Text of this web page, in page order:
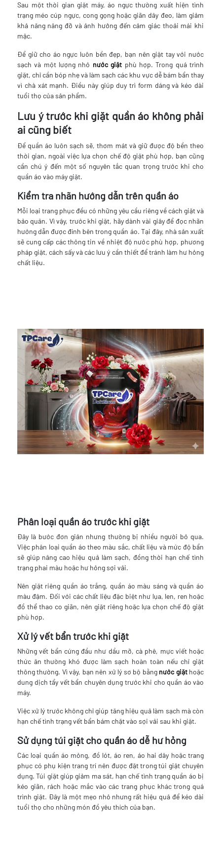
Sau một thời gian giặt máy, áo ngực thường xuất hiện tình
trạng méo cúp ngực, cong gọng hoặc giãn dây đeo, làm giảm
khả năng nâng đỡ và ảnh hưởng đến cảm giác thoải mái khi
mặc.
Để giữ cho áo ngực luôn bền đẹp, bạn nên giặt tay với nước
sạch và một lượng nhỏ nước giặt phù hợp. Trong quá trình
giặt, chỉ cần bóp nhẹ và làm sạch các khu vực dễ bám bẩn thay
vì chà xát mạnh. Điều này giúp duy trì form dáng và kéo dài
tuổi thọ của sản phẩm.
Lưu ý trước khi giặt quần áo không phải
ai cũng biết
Để quần áo luôn sạch sẽ, thơm mát và giữ được độ bền theo
thời gian, ngoài việc lựa chọn chế độ giặt phù hợp, bạn cũng
cần chú ý đến một số nguyên tắc quan trọng trước khi cho
quần áo vào máy giặt.
Kiểm tra nhãn hướng dẫn trên quần áo
Mỗi loại trang phục đều có những yêu cầu riêng về cách giặt và
bảo quản. Vì vậy, trước khi giặt, hãy dành vài giây để đọc nhãn
hướng dẫn được đính bên trong quần áo. Tại đây, nhà sản xuất
sẽ cung cấp các thông tin về nhiệt độ nước phù hợp, phương
pháp giặt, cách sấy và các lưu ý cần thiết để tránh làm hư hỏng
chất liệu.
Phân loại quần áo trước khi giặt
Đây là bước đơn giản nhưng thường bị nhiều người bỏ qua.
Việc phân loại quần áo theo màu sắc, chất liệu và mức độ bẩn
sẽ giúp nâng cao hiệu quả làm sạch, đồng thời hạn chế tình
trạng phai màu hoặc hư hỏng sợi vải.
Nên giặt riêng quần áo trắng, quần áo màu sáng và quần áo
màu đậm. Đối với các chất liệu đặc biệt như lụa, len, ren hoặc
đồ thể thao co giãn, nên giặt riêng hoặc lựa chọn chế độ giặt
phù hợp.
Xử lý vết bẩn trước khi giặt
Những vết bẩn cứng đầu như dầu mỡ, cà phê, mực viết hoặc
thức ăn thường khó được làm sạch hoàn toàn nếu chỉ giặt
thông thường. Vì vậy, bạn nên xử lý sơ bộ bằng nước giặthoặc
dung dịch tẩy vết bẩn chuyên dụng trước khi cho quần áo vào
máy.
Việc xử lý trước không chỉ giúp tăng hiệu quả làm sạch mà còn
hạn chế tình trạng vết bẩn bám chặt vào sợi vải sau khi giặt.
Sử dụng túi giặt cho quần áo dễ hư hỏng
Các loại quần áo mỏng, đồ lót, áo ren, áo hai dây hoặc trang
phục có phụ kiện trang trí nên được đặt trong túi giặt chuyên
dụng. Túi giặt giúp giảm ma sát, hạn chế tình trạng quần áo bị
kéo giãn, rách hoặc mắc vào các trang phục khác trong quá
trình giặt. Đây là một mẹo nhỏ nhưng rất hiệu quả để kéo dài
tuổi thọ cho những món đồ yêu thích của bạn.